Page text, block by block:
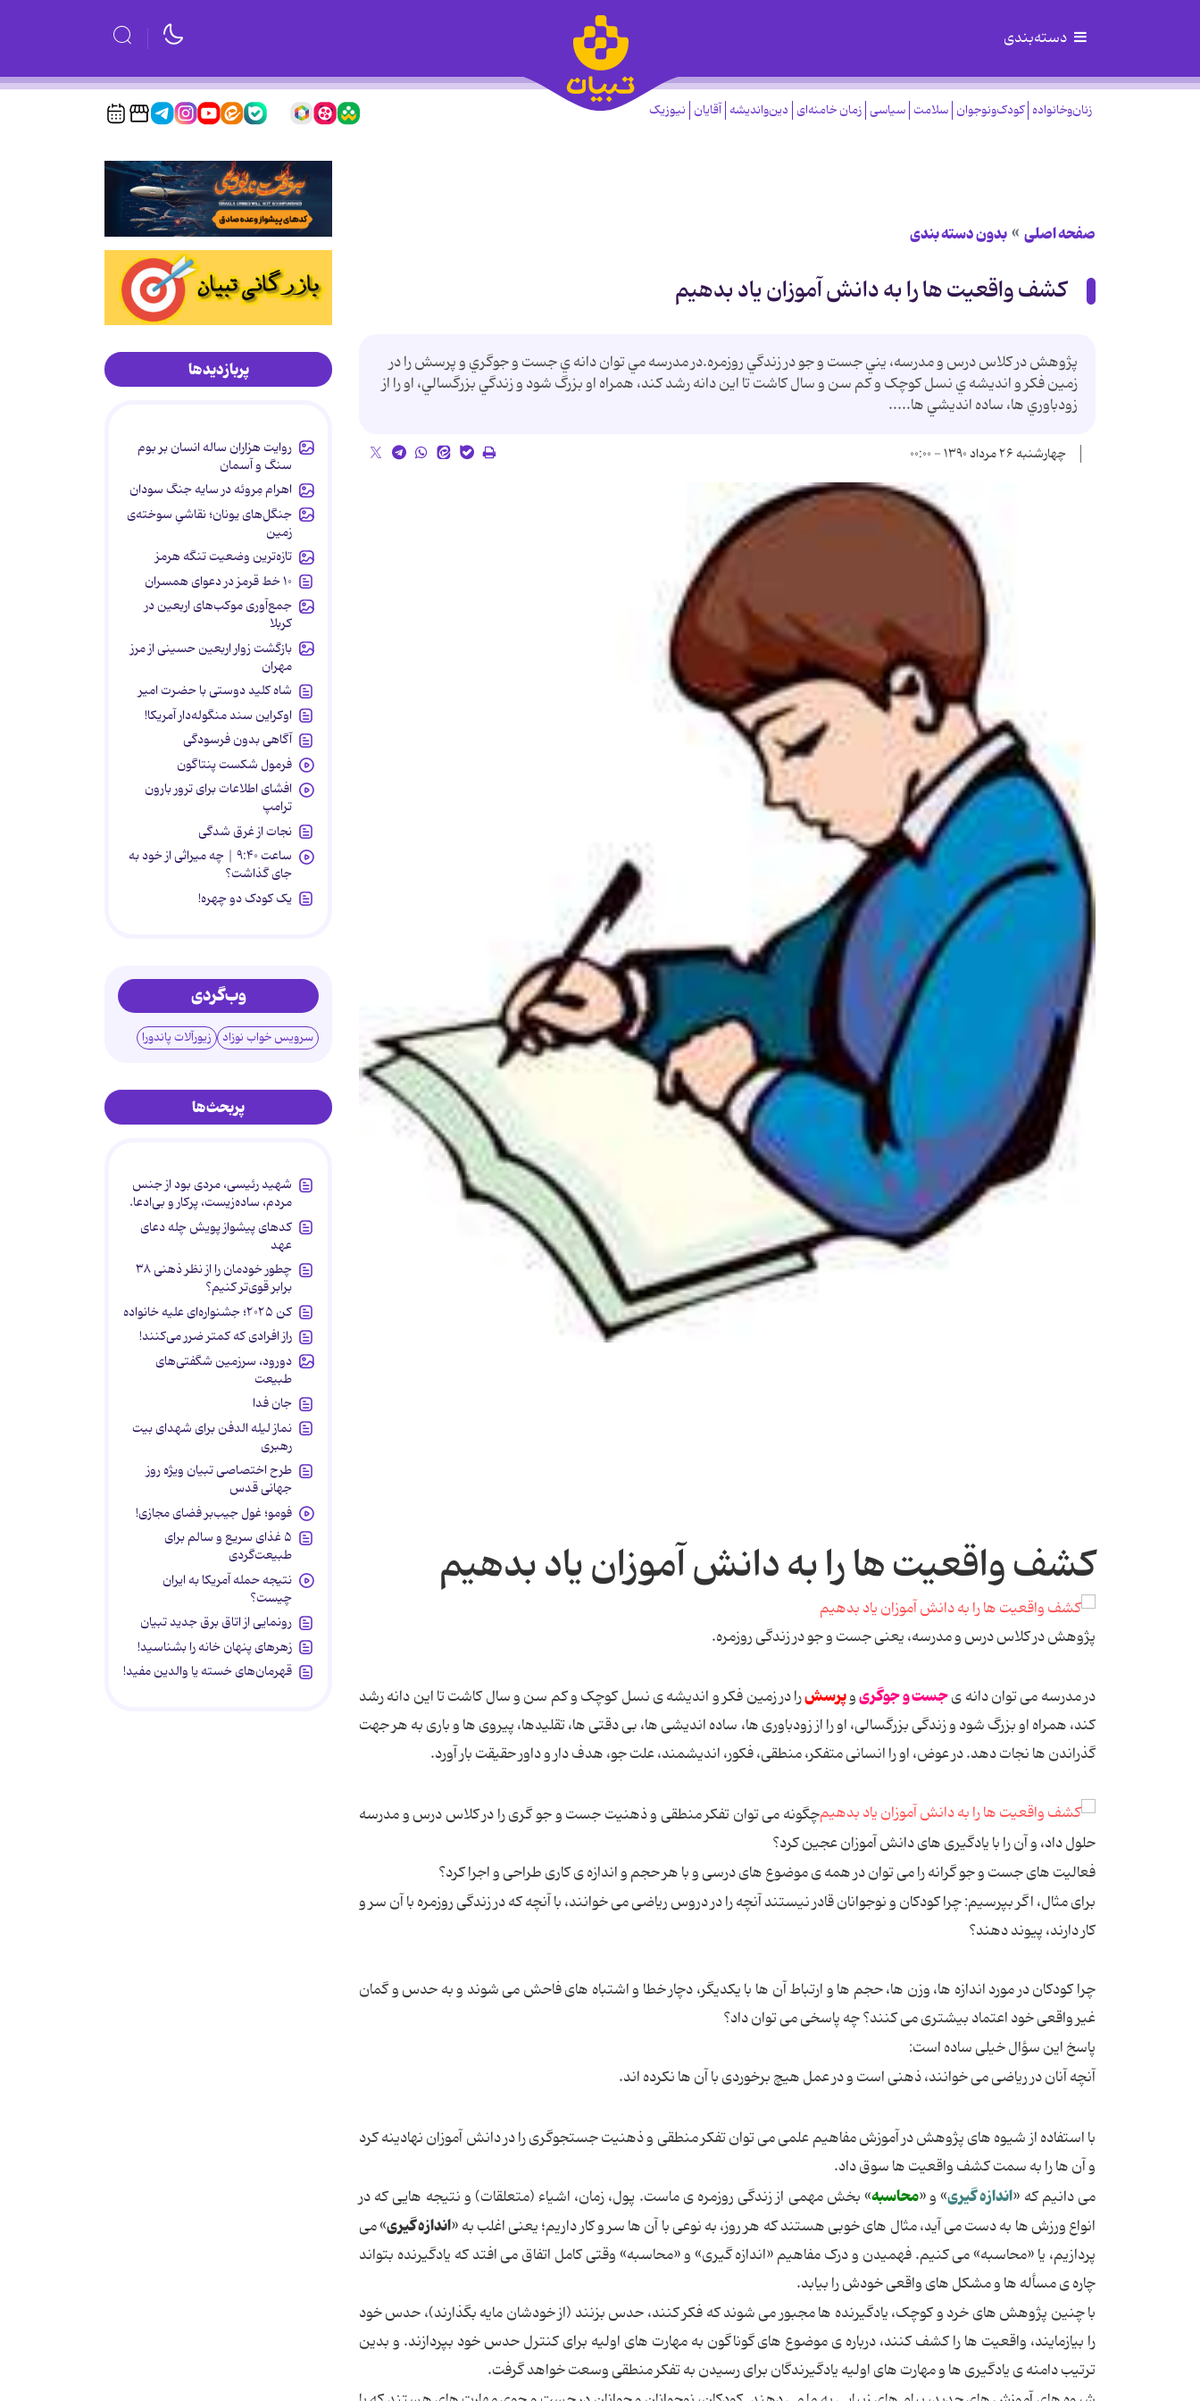
دسته‌بندی
زنان‌وخانواده کودک‌ونوجوان سلامت سیاسی زمان خامنه‌ای دین‌واندیشه آقایان نیوزیک
صفحه اصلی بدون دسته بندی
کشف واقعيت ها را به دانش آموزان ياد بدهيم
پژوهش در کلاس درس و مدرسه، يني جست و جو در زندگي روزمره.در مدرسه مي توان دانه ي جست و جوگري و پرسش را در
زمين فکر و انديشه ي نسل کوچک و کم سن و سال کاشت تا اين دانه رشد کند، همراه او بزرگ شود و زندگي بزرگسالي، او را از
زودباوري ها، ساده انديشي ها.....
چهارشنبه ۲۶ مرداد ۱۳۹۰ - ۰۰:۰۰
کشف واقعیت ها را به دانش آموزان یاد بدهیم
پژوهش در کلاس درس و مدرسه، یعنی جست و جو در زندگی روزمره.
در مدرسه می توان دانه یجست و جوگریوپرسشرا در زمین فکر و اندیشه ی نسل کوچک و کم سن و سال کاشت تا این دانه رشد
کند، همراه او بزرگ شود و زندگی بزرگسالی، او را از زودباوری ها، ساده اندیشی ها، بی دقتی ها، تقلیدها، پیروی ها و باری به هر جهت
گذراندن ها نجات دهد. در عوض، او را انسانی متفکر، منطقی، فکور، اندیشمند، علت جو، هدف دار و داور حقیقت بار آورد.
چگونه می توان تفکر منطقی و ذهنیت جست و جو گری را در کلاس درس و مدرسه
حلول داد، و آن را با یادگیری های دانش آموزان عجین کرد؟
فعالیت های جست و جو گرانه را می توان در همه ی موضوع های درسی و با هر حجم و اندازه ی کاری طراحی و اجرا کرد؟
برای مثال، اگر بپرسیم: چرا کودکان و نوجوانان قادر نیستند آنچه را در دروس ریاضی می خوانند، با آنچه که در زندگی روزمره با آن سر و
کار دارند، پیوند دهند؟
چرا کودکان در مورد اندازه ها، وزن ها، حجم ها و ارتباط آن ها با یکدیگر، دچار خطا و اشتباه های فاحش می شوند و به حدس و گمان
غیر واقعی خود اعتماد بیشتری می کنند؟ چه پاسخی می توان داد؟
پاسخ این سؤال خیلی ساده است:
آنچه آنان در ریاضی می خوانند، ذهنی است و در عمل هیچ برخوردی با آن ها نکرده اند.
با استفاده از شیوه های پژوهش در آموزش مفاهیم علمی می توان تفکر منطقی و ذهنیت جستجوگری را در دانش آموزان نهادینه کرد
و آن ها را به سمت کشف واقعیت ها سوق داد.
می دانیم که «اندازه گیری» و «محاسبه» بخش مهمی از زندگی روزمره ی ماست. پول، زمان، اشیاء (متعلقات) و نتیجه هایی که در
انواع ورزش ها به دست می آید، مثال های خوبی هستند که هر روز، به نوعی با آن ها سر و کار داریم؛ یعنی اغلب به «اندازه گیری» می
پردازیم، یا «محاسبه» می کنیم. فهمیدن و درک مفاهیم «اندازه گیری» و «محاسبه» وقتی کامل اتفاق می افتد که یادگیرنده بتواند
چاره ی مسأله ها و مشکل های واقعی خودش را بیابد.
با چنین پژوهش های خرد و کوچک، یادگیرنده ها مجبور می شوند که فکر کنند، حدس بزنند (از خودشان مایه بگذارند)، حدس خود
را بیازمایند، واقعیت ها را کشف کنند، درباره ی موضوع های گوناگون به مهارت های اولیه برای کنترل حدس خود بپردازند. و بدین
ترتیب دامنه ی یادگیری ها و مهارت های اولیه یادگیرندگان برای رسیدن بهتفکر منطقیوسعت خواهد گرفت.
پربازدیدها
روایت هزاران ساله انسان بر بوم
سنگ و آسمان
اهرام مِروئه در سایه جنگ سودان
جنگل‌های یونان؛ نقاشیِ سوخته‌ی
زمین
تازه‌ترین وضعیت تنگه هرمز
۱۰ خط قرمز در دعوای همسران
جمع‌آوری موکب‌های اربعین در
کربلا
بازگشت زوار اربعین حسینی از مرز
مهران
شاه کلید دوستی با حضرت امیر
اوکراین سند منگوله‌دار آمریکا!
آگاهی بدون فرسودگی
فرمول شکست پنتاگون
افشای اطلاعات برای ترور بارون
ترامپ
نجات از غرق شدگی
ساعت ۹:۴۰ | چه میراثی از خود به
جای گذاشت؟
یک کودک دو چهره!
وب‌گردی
سرویس خواب نوزاد زیورآلات پاندورا
پربحث‌ها
شهید رئیسی، مردی بود از جنس
مردم، ساده‌زیست، پرکار و بی‌ادعا.
کدهای پیشواز پویش چله دعای
عهد
چطور خودمان را از نظر ذهنی ۳۸
برابر قوی‌تر کنیم؟
کن ۲۰۲۵؛ جشنواره‌ای علیه خانواده
راز افرادی که کمتر ضرر می‌کنند!
دورود، سرزمین شگفتی‌های
طبیعت
جان فدا
نماز لیله الدفن برای شهدای بیت
رهبری
طرح اختصاصی تبیان ویژه روز
جهانی قدس
فومو؛ غول جیب‌بر فضای مجازی!
۵ غذای سریع و سالم برای
طبیعت‌گردی
نتیجه حمله آمریکا به ایران
چیست؟
رونمایی از اتاق برق جدید تبیان
زهرهای پنهان خانه را بشناسید!
قهرمان‌های خسته یا والدین مفید!